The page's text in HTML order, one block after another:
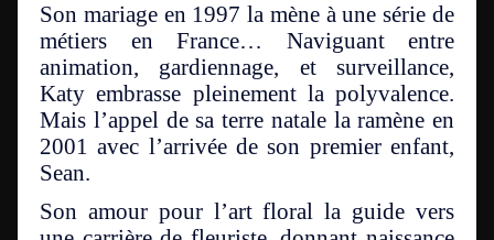
Son mariage en 1997 la mène à une série de
métiers en France… Naviguant entre
animation, gardiennage, et surveillance,
Katy embrasse pleinement la polyvalence.
Mais l’appel de sa terre natale la ramène en
2001 avec l’arrivée de son premier enfant,
Sean.
Son amour pour l’art floral la guide vers